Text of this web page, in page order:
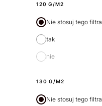
120 G/M2
Nie stosuj tego filtra
tak
nie
130 G/M2
Nie stosuj tego filtra